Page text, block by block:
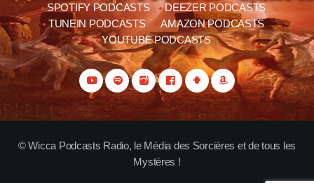
SPOTIFY PODCASTS
DEEZER PODCASTS
TUNEIN PODCASTS
AMAZON PODCASTS
YOUTUBE PODCASTS
© Wicca Podcasts Radio, le Média des Sorcières et de tous les
Mystères !